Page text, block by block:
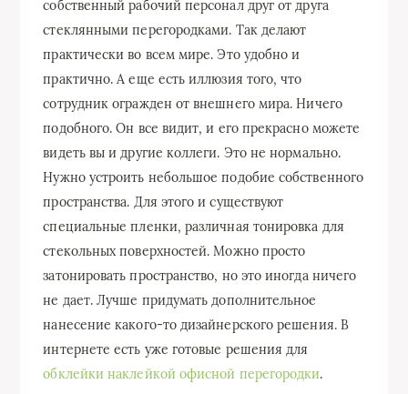
собственный рабочий персонал друг от друга
стеклянными перегородками. Так делают
практически во всем мире. Это удобно и
практично. А еще есть иллюзия того, что
сотрудник огражден от внешнего мира. Ничего
подобного. Он все видит, и его прекрасно можете
видеть вы и другие коллеги. Это не нормально.
Нужно устроить небольшое подобие собственного
пространства. Для этого и существуют
специальные пленки, различная тонировка для
стекольных поверхностей. Можно просто
затонировать пространство, но это иногда ничего
не дает. Лучше придумать дополнительное
нанесение какого-то дизайнерского решения. В
интернете есть уже готовые решения для
обклейки наклейкой офисной перегородки.